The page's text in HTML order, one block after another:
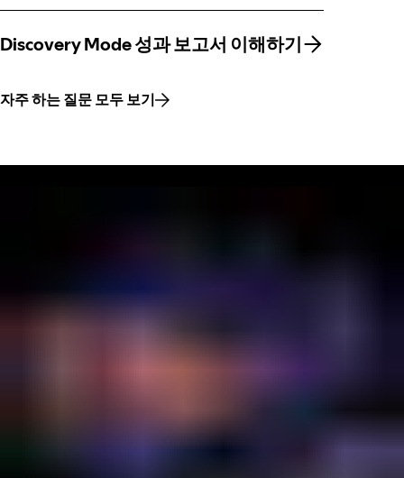
Discovery Mode 성과 보고서 이해하기
Discovery Mode 성과 보고서 이해하기
자주 하는 질문 모두 보기